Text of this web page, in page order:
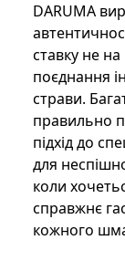
DARUMA
ставку не
поєднання
страви.
правильно
підхід до
для
коли
справжнє
кожного